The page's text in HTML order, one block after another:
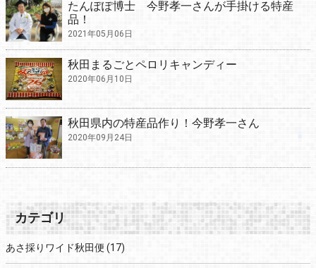
たんぽぽ博士 今野孝一さんが手掛ける特産
品！
2021年05月06日
秋田まるごとペロリキャンディー
2020年06月10日
秋田県内の特産品作り！今野孝一さん
2020年09月24日
カテゴリ
あさ採りワイド秋田便 (17)